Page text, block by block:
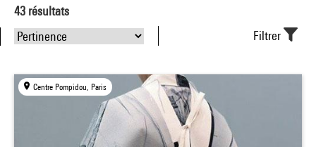
43 résultats
Filtrer
Centre Pompidou, Paris